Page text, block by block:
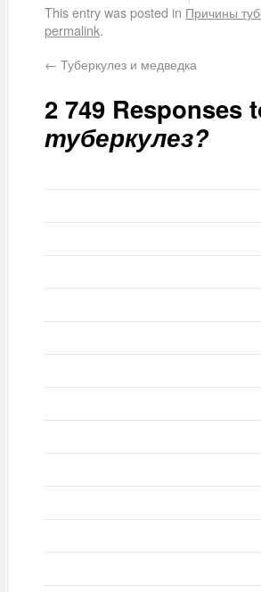
This entry was posted in Причины
permalink.
← Туберкулез и медведка
2 749 Responses
туберкулез?